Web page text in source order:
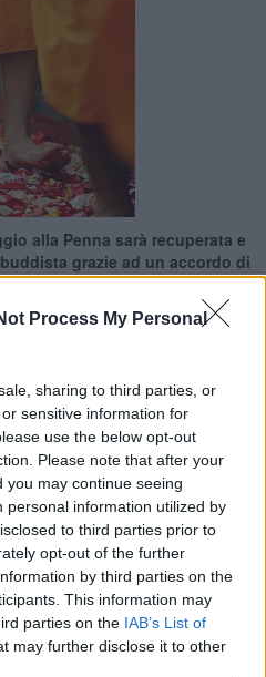
Process My Personal
sharing to third parties, or
sensitive information for
use the below opt-out
Please note that after your
may continue seeing
personal information utilized by
to third parties prior to
opt-out of the further
by third parties on the
This information may
parties on the IAB’s List of
may further disclose it to other
alla Penna sarà recuperata e
grazie ad un accordo di
di una cava dismessa e
internazionale. Sarà fatto a
di Poggio alla Penna
unmonastero buddista
possibile dalla collaborazione
di Santa Luce, della Provincia
archeologia belle arti e
Luce domani alle 11 nella Sala
presenti tra gli altri l'assessore
Vincenzo Ceccarelli, il sindaco di